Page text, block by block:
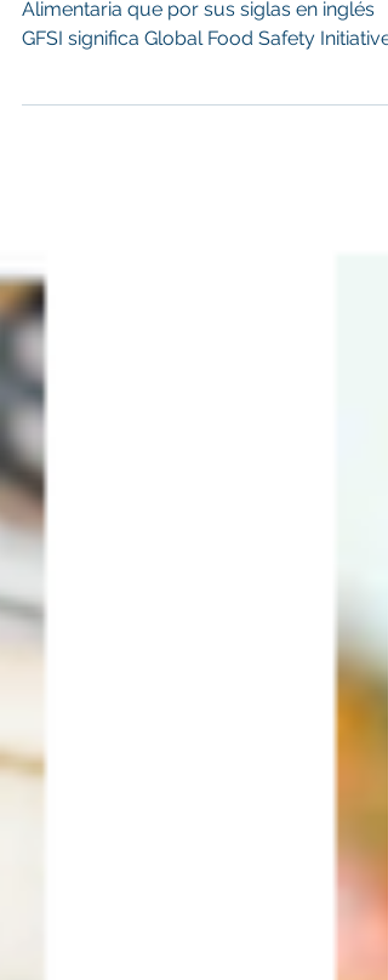
GFSI es la Iniciativa mundial de Seguridad
Alimentaria que por sus siglas en inglés